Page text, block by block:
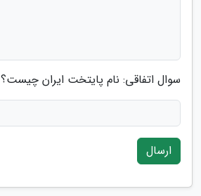
سوال اتفاقی: نام پایتخت ایران چیست؟
ارسال